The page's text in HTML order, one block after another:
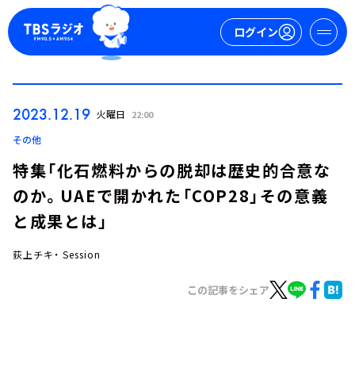
ログイン
2023.12.19 火曜日 22:00
その他
特集「化石燃料からの脱却は歴史的合意な
のか。UAEで開かれた「COP28」その意義
と成果とは」
荻上チキ・ Session
この記事をシェア